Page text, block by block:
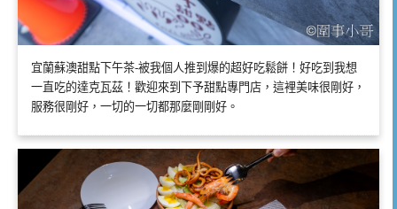
宜蘭蘇澳甜點下午茶-被我個人推到爆的超好吃鬆餅！好吃到我想
一直吃的達克瓦茲！歡迎來到下予甜點專門店，這裡美味很剛好，
服務很剛好，一切的一切都那麼剛剛好。